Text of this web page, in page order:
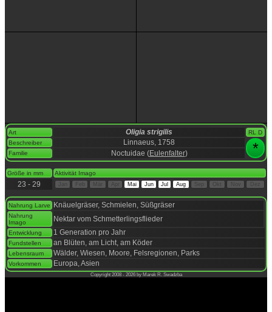
Art Oligia strigilis
RL D
Beschreiber
Linnaeus, 1758 *
Familie Noctuidae (Eulenfalter)
Größe in mm Aktivität Imago
23 - 29 Mai Jun Jul Aug Sep Dez
Nahrung Larve Knäuelgräser, Schmielen, Süßgräser
Nahrung
Imago
Nektar vom Schmetterlingsflieder
Entwicklung 1 Generation pro Jahr
Fundstellen an Blüten, am Licht, am Köder
Lebensraum Wälder, Wiesen, Moore, Felsregionen, Parks
Vorkommen Europa, Asien
Copyright 2008 - 2026 by Marek R. Swadzba